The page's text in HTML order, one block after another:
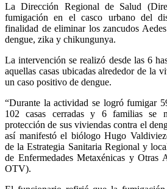
La Dirección Regional de Salud
fumigación en el casco urbano del
finalidad de eliminar los zancudos
dengue, zika y chikungunya.
La intervención se realizó desde las 6
aquellas casas ubicadas alrededor de la
un caso positivo de dengue.
“Durante la actividad se logró fumigar
102 casas cerradas y 6 familias se
protección de sus viviendas contra el
así manifestó el biólogo Hugo
de la Estrategia Sanitaria Regional y
de Enfermedades Metaxénicas y Otras
OTV).